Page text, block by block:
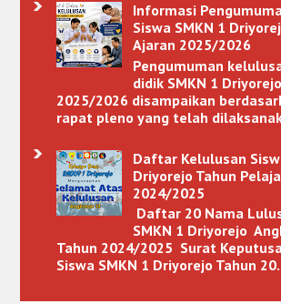
Informasi
Siswa SMKN 1
Ajaran 2025/2026
Pengumuman
didik SMKN 1
2025/2026 disampaikan
rapat pleno yang telah
Daftar Kelulusan
Driyorejo Tahun
2024/2025
Daftar 20 Nama
SMKN 1 Driyorejo
Tahun 2024/2025 Surat
Siswa SMKN 1 Driyorejo Tahun